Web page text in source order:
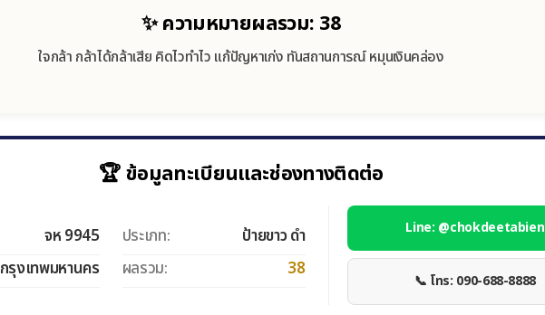
✨ ความหมายผลรวม: 38
ใจกล้า กล้าได้กล้าเสีย คิดไวทำไว แก้ปัญหาเก่ง ทันสถานการณ์ หมุนเงินคล่อง
🏆 ข้อมูลทะเบียนและช่องทางติดต่อ
จห 9945
กรุงเทพมหานคร
ประเภท:
ป้ายขาว ดำ
ผลรวม:
38
Line: @chokdeetabien
📞 โทร: 090-688-8888